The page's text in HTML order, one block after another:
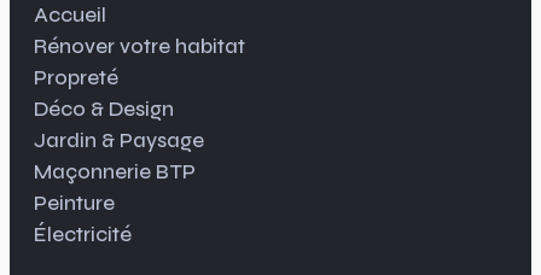
Accueil
Rénover votre habitat
Propreté
Déco & Design
Jardin & Paysage
Maçonnerie BTP
Peinture
Électricité